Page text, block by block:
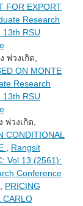
FOR EXPORT
Research
RSU
วงเกิด,
ON MONTE
Research
RSU
วงเกิด,
CONDITIONAL
Rangsit
Vol 13 (2561):
Conference
PRICING
CARLO